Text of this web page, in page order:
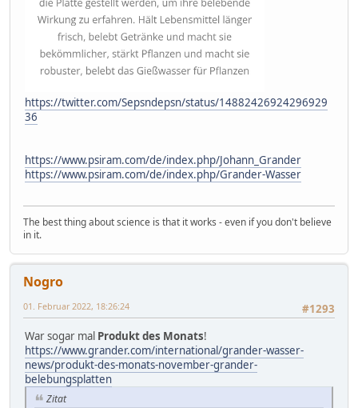
https://twitter.com/Sepsndepsn/status/14882426924296929
36
https://www.psiram.com/de/index.php/Johann_Grander
https://www.psiram.com/de/index.php/Grander-Wasser
The best thing about science is that it works - even if you don't believe
in it.
Nogro
#1293
01. Februar 2022, 18:26:24
War sogar mal Produkt des Monats!
https://www.grander.com/international/grander-wasser-
news/produkt-des-monats-november-grander-
belebungsplatten
Zitat